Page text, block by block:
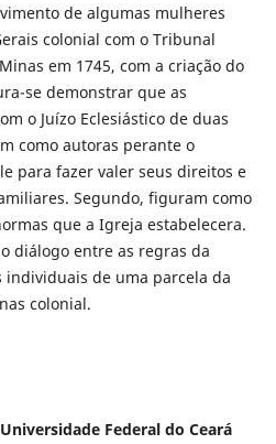
de algumas mulheres
colonial com o Tribunal
em 1745, com a criação do
se demonstrar que as
o Juízo Eclesiástico de duas
como autoras perante o
para fazer valer seus direitos e
Segundo, figuram como
que a Igreja estabelecera.
diálogo entre as regras da
de uma parcela da
colonial.
Federal do Ceará